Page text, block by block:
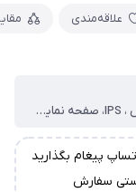
علاقه‌مندی
اندازه صفحه نمایش ، 9.66 اینچ ، نوع صفحه نمایش ، IPS، صفحه نمایش لمسی ، کیفیت تصویر ، 4k full hd ، دوربین عقب:1080*1920 ، دوربین جلو:2160*3840p ، رزولوشن تصاویر ، 4K ، سنسور قفل تصویر هنگام تصادف ، دارد ( G Sensor ) ، Loop Recording ، دارد ، ضبط صدا ، دارد ، زاویه تصویر برداری ، 170 درجه ( اواترا واید ) ، حداکثر کارت حافظه ، 256 گیگابایت ، فرمت عکس ، JPEG ، فرمت ویدیو ، MOV ، قابلیت Motion Detection ، دارد ، زمان و تاریخ ، دارد ، برق قابل اتصال ، 9 تا 12 ولت ، سایر توضیحات ، دارای ، اندروید اتو و کارپلی ، بلوتوث، ضد آب، دید در شب، WDR، FULL COLOR، سنسور G
پیغام بگذارید
سفارش